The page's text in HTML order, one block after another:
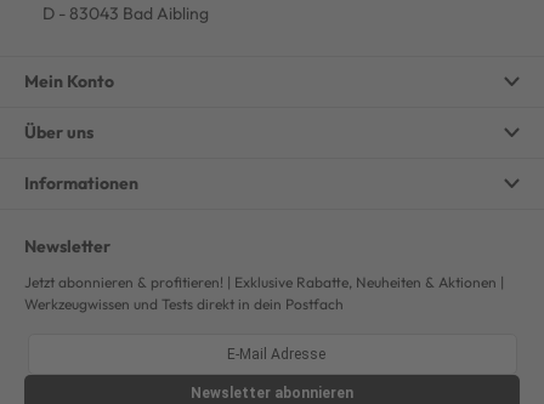
D - 83043 Bad Aibling
Mein Konto
Über uns
Informationen
Newsletter
Jetzt abonnieren & profitieren! | Exklusive Rabatte, Neuheiten & Aktionen |
Werkzeugwissen und Tests direkt in dein Postfach
Newsletter abonnieren